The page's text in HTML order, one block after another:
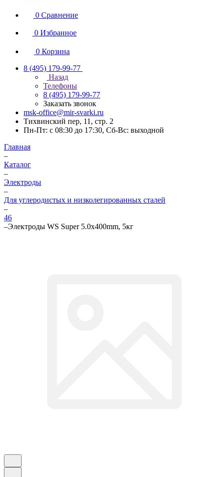
0 Сравнение
0 Избранное
0 Корзина
8 (495) 179-99-77
Назад
Телефоны
8 (495) 179-99-77
Заказать звонок
msk-office@mir-svarki.ru
Тихвинский пер, 11, стр. 2
Пн-Пт: с 08:30 до 17:30, Сб-Вс: выходной
Главная
–
Каталог
–
Электроды
–
Для углеродистых и низколегированных сталей
–
46
–Электроды WS Super 5.0х400mm, 5кг